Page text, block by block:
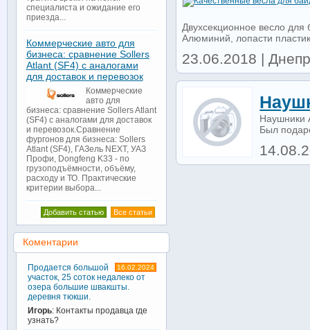
Двухсекционное весло
Алюминий, лопасти
23.06.2018 |
Наушники
Был
специалиста и ожидание его
приезда...
Коммерческие авто для
бизнеса: сравнение Sollers
Atlant (SF4) с аналогами
для доставок и перевозок
Коммерческие
авто для
бизнеса: сравнение Sollers Atlant
(SF4) с аналогами для доставок
и перевозок.Сравнение
фургонов для бизнеса: Sollers
Atlant (SF4), ГАЗель NEXT, УАЗ
Профи, Dongfeng K33 - по
грузоподъёмности, объёму,
расходу и ТО. Практические
критерии выбора...
Все статьи
Добавить статью
Коментарии
16.02.2024
Продается большой
участок, 25 соток недалеко от
озера большие швакшты.
деревня тюкши.
Игорь: Контакты продавца где
узнать?